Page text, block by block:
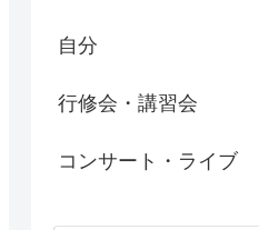
自分
行修会・講習会
コンサート・ライブ